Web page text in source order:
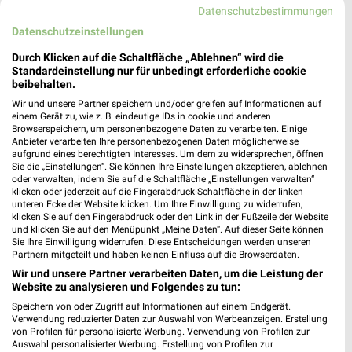
Jetzt alle "Angebote für den Camping-Urlaub" Themen
entdecken!
MEHR PROSPEKTE
Datenschutzbestimmungen
Datenschutzeinstellungen
Durch Klicken auf die Schaltfläche „Ablehnen“ wird die
Standardeinstellung nur für unbedingt erforderliche cookie
beibehalten.
Wir und unsere Partner speichern und/oder greifen auf Informationen auf
einem Gerät zu, wie z. B. eindeutige IDs in cookie und anderen
Browserspeichern, um personenbezogene Daten zu verarbeiten. Einige
Anbieter verarbeiten Ihre personenbezogenen Daten möglicherweise
aufgrund eines berechtigten Interesses. Um dem zu widersprechen, öffnen
Sie die „Einstellungen“. Sie können Ihre Einstellungen akzeptieren, ablehnen
oder verwalten, indem Sie auf die Schaltfläche „Einstellungen verwalten“
klicken oder jederzeit auf die Fingerabdruck-Schaltfläche in der linken
unteren Ecke der Website klicken. Um Ihre Einwilligung zu widerrufen,
klicken Sie auf den Fingerabdruck oder den Link in der Fußzeile der Website
und klicken Sie auf den Menüpunkt „Meine Daten“. Auf dieser Seite können
Sie Ihre Einwilligung widerrufen. Diese Entscheidungen werden unseren
Partnern mitgeteilt und haben keinen Einfluss auf die Browserdaten.
Wir und unsere Partner verarbeiten Daten, um die Leistung der
Website zu analysieren und Folgendes zu tun:
Speichern von oder Zugriff auf Informationen auf einem Endgerät.
Verwendung reduzierter Daten zur Auswahl von Werbeanzeigen. Erstellung
von Profilen für personalisierte Werbung. Verwendung von Profilen zur
Auswahl personalisierter Werbung. Erstellung von Profilen zur